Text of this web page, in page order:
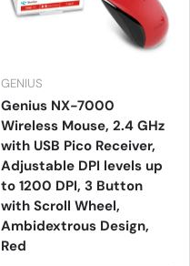
GENIUS
Genius NX-7000
Wireless Mouse, 2.4 GHz
with USB Pico Receiver,
Adjustable DPI levels up
to 1200 DPI, 3 Button
with Scroll Wheel,
Ambidextrous Design,
Red